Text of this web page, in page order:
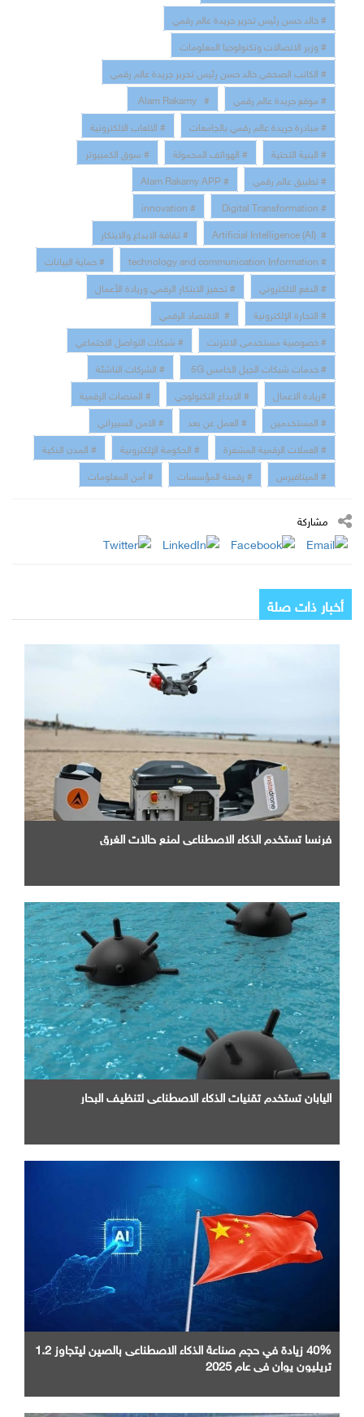
# خالد حسن رئيس تحرير جريدة عالم رقمي
# وزير الاتصالات وتكنولوجيا المعلومات
# الكاتب الصحفي خالد حسن رئيس تحرير جريدة عالم رقمي
# موقع جريدة عالم رقمي
# Alam Rakamy
# مبادرة جريدة عالم رقمي بالجامعات
# الالعاب الالكترونية
# البنية التحتية
# الهواتف المحمولة
# سوق الكمبيوتر
# تطبيق عالم رقمي
# Alam Rakamy APP
# Digital Transformation
# innovation
# Artificial Intelligence (AI)
# ثقافة الابداع والابتكار
# technology and communication Information
# حماية البيانات
# الدفع الالكتروني
# تحفيز الابتكار الرقمي وريادة الأعمال
# التجارة الإلكترونية
# الاقتصاد الرقمي
# خصوصية مستخدمى الانترنت
# شبكات التواصل الاجتماعي
# خدمات شبكات الجيل الخامس 5G
# الشركات الناشئة
#ريادة الاعمال
# الابداع التكنولوجي
# المنصات الرقمية
# المستخدمين
# العمل عن بعد
# الامن السبيراني
# العملات الرقمية المشفرة
# الحكومة الإلكترونية
# المدن الذكية
# الميتافيرس
# رقمنة المؤسسات # أمن المعلومات
مشاركة
أخبار ذات صلة
فرنسا تستخدم الذكاء الاصطناعي لمنع حالات الغرق
اليابان تستخدم تقنيات الذكاء الاصطناعي لتنظيف البحار
40% زيادة في حجم صناعة الذكاء الاصطناعى بالصين ليتجاوز 1.2
تريليون يوان في عام 2025